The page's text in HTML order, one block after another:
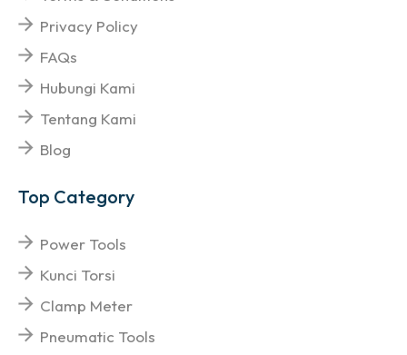
Privacy Policy
FAQs
Hubungi Kami
Tentang Kami
Blog
Top Category
Power Tools
Kunci Torsi
Clamp Meter
Pneumatic Tools